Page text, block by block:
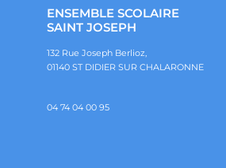
ENSEMBLE SCOLAIRE
SAINT JOSEPH
132 Rue Joseph Berlioz,
01140 ST DIDIER SUR CHALARONNE
04 74 04 00 95